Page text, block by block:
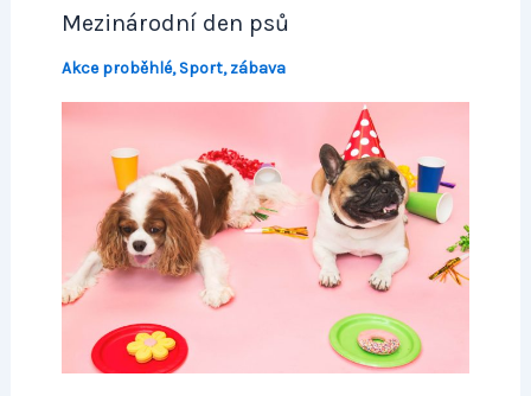
Mezinárodní den psů
Akce proběhlé,Sport, zábava